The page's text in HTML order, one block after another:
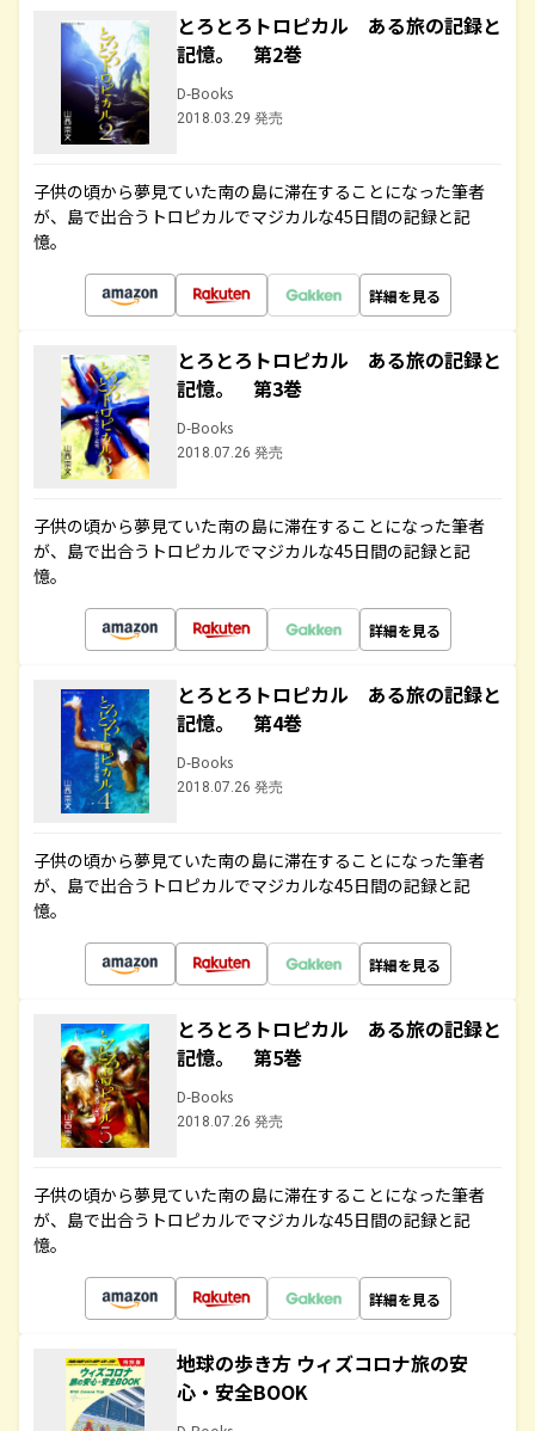
とろとろトロピカル ある旅の記録と
記憶。 第2巻
D-Books
2018.03.29 発売
子供の頃から夢見ていた南の島に滞在することになった筆者
が、島で出合うトロピカルでマジカルな45日間の記録と記
憶。
詳細を見る
とろとろトロピカル ある旅の記録と
記憶。 第3巻
D-Books
2018.07.26 発売
子供の頃から夢見ていた南の島に滞在することになった筆者
が、島で出合うトロピカルでマジカルな45日間の記録と記
憶。
詳細を見る
とろとろトロピカル ある旅の記録と
記憶。 第4巻
D-Books
2018.07.26 発売
子供の頃から夢見ていた南の島に滞在することになった筆者
が、島で出合うトロピカルでマジカルな45日間の記録と記
憶。
詳細を見る
とろとろトロピカル ある旅の記録と
記憶。 第5巻
D-Books
2018.07.26 発売
子供の頃から夢見ていた南の島に滞在することになった筆者
が、島で出合うトロピカルでマジカルな45日間の記録と記
憶。
詳細を見る
地球の歩き方 ウィズコロナ旅の安
心・安全BOOK